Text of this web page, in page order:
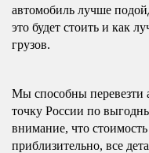
автомобиль лучше
это будет стоить и как
грузов.
Мы способны перевезти
точку России по
внимание, что стоимость
приблизительно, все